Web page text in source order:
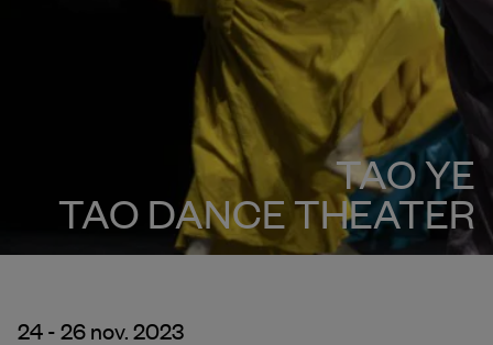
TAO YE
TAO DANCE THEATER
24 - 26 nov. 2023